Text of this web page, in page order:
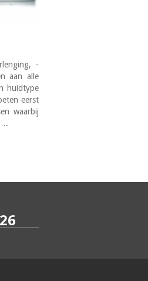
-
aan alle
huidtype
eerst
waarbij